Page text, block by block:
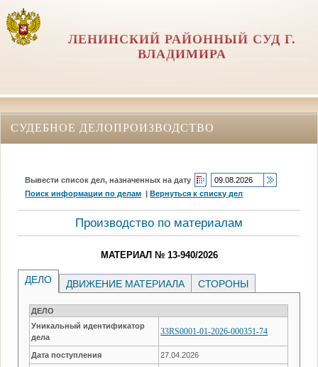
ЛЕНИНСКИЙ РАЙОННЫЙ СУД Г.
ВЛАДИМИРА
СУДЕБНОЕ ДЕЛОПРОИЗВОДСТВО
Вывести список дел, назначенных на дату
Поиск информации по делам |Вернуться к списку дел
Производство по материалам
МАТЕРИАЛ № 13-940/2026
ДЕЛО ДВИЖЕНИЕ МАТЕРИАЛА СТОРОНЫ
ДЕЛО
Уникальный идентификатор
дела
33RS0001-01-2026-000351-74
Дата поступления 27.04.2026